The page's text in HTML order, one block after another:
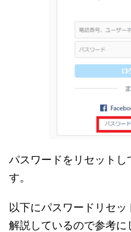
パスワードをリセットし
す。
以下にパスワードリセ
解説しているので参考に